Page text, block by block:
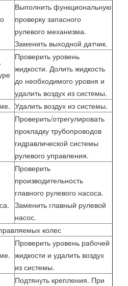
Выполнить функциональную
проверку запасного
рулевого механизма.
Заменить выходной датчик.
Проверить уровень
жидкости. Долить жидкость
до необходимого уровня и
удалить воздух из системы.
Удалить воздух из системы.
Проверить/отрегулировать
прокладку трубопроводов
гидравлической системы
рулевого управления.
Проверить
производительность
главного рулевого насоса.
Заменить главный рулевой
насос.
колес
Проверить уровень рабочей
жидкости и удалить воздух
из системы.
Подтянуть крепления. При